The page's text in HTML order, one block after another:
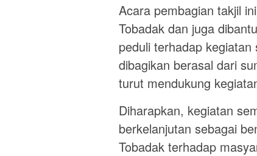
Acara pembagian takjil
Tobadak dan juga
peduli terhadap
dibagikan berasal dari
turut mendukung
Diharapkan, kegiatan
berkelanjutan sebagai
Tobadak terhadap